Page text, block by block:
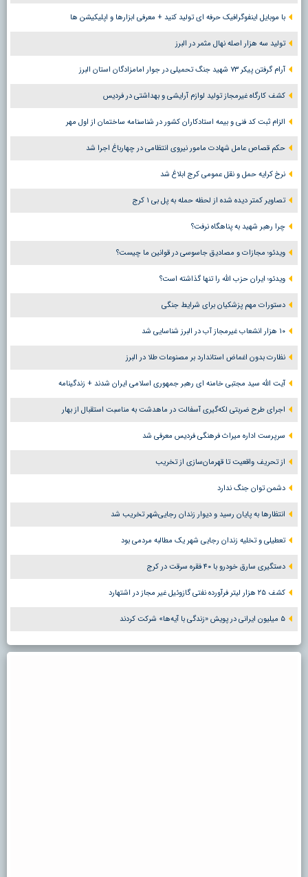
با موبایل اینفوگرافیک حرفه ای تولید کنید + معرفی ابزارها و اپلیکیشن ها
تولید سه هزار اصله نهال مثمر در البرز
آرام گرفتن پیکر ۷۳ شهید جنگ تحمیلی در جوار امامزادگان استان البرز
کشف کارگاه غیرمجاز تولید لوازم آرایشی و بهداشتی در فردیس
الزام ثبت کد فنی و بیمه استادکاران کشور در شناسنامه ساختمان از اول مهر
حکم قصاص عامل شهادت مامور نیروی انتظامی در چهارباغ اجرا شد
نرخ کرایه حمل و نقل عمومی کرج ابلاغ شد
تصاویر کمتر دیده شده از لحظه حمله به پل بی ۱ کرج
چرا رهبر شهید به پناهگاه نرفت؟
ویدئو؛ مجازات و مصادیق جاسوسی در قوانین ما چیست؟
ویدئو؛ ایران حزب الله را تنها گذاشته است؟
دستورات مهم پزشکیان برای شرایط جنگی
۱۰ هزار انشعاب غیرمجاز آب در البرز شناسایی شد
نظارت بدون اغماض استاندارد بر مصنوعات طلا در البرز
آیت الله سید مجتبی خامنه ای رهبر جمهوری اسلامی ایران شدند + زندگینامه
اجرای طرح ضربتی لکه‌گیری آسفالت در ماهدشت به مناسبت استقبال از بهار
سرپرست اداره میراث فرهنگی فردیس معرفی شد
از تحریف واقعیت تا قهرمان‌سازی از تخریب
دشمن توان جنگ ندارد
انتظارها به پایان رسید و دیوار زندان رجایی‌شهر تخریب شد
تعطیلی و تخلیه زندان رجایی شهر یک مطالبه مردمی بود
دستگیری سارق خودرو با ۴۰ فقره سرقت در کرج
کشف ۲۵ هزار لیتر فرآورده نفتی گازوئیل غیر مجاز در اشتهارد
۵ میلیون ایرانی در پویش «زندگی با آیه‌ها» شرکت کردند